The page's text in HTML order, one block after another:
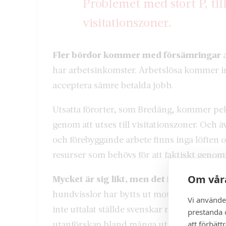
Om
Vi
prestanda
att
visitationszoner.
Fler bördor kommer med försämringar
har arbetsinkomster. Arbetslösa kommer
acceptera sämre betalda jobb.
Utsatta förorter, som Bredäng, kommer
genom att utses till visitationszoner. Och
och förebyggande arbete finns inga
resurser som behövs för att faktiskt
Mycket är sig likt, men det finns en
hundvisslor har bytts ut mot mistlurar. I
inte uttalat ställde svenskar mot